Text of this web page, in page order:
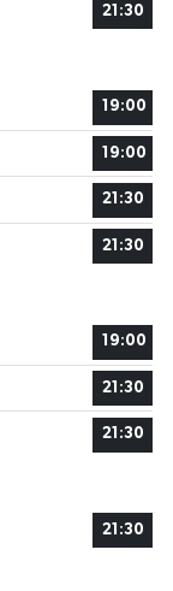
21:30
19:00
19:00
21:30
21:30
19:00
21:30
21:30
21:30